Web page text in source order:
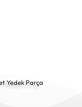
Yedek Parça